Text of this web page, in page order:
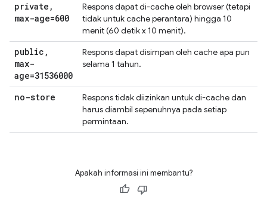
private ,
max-age=600
Respons dapat di-cache oleh browser (tetapi
tidak untuk cache perantara) hingga 10
menit (60 detik x 10 menit).
public ,
max-
age=31536000
Respons dapat disimpan oleh cache apa pun
selama 1 tahun.
no-store
Respons tidak diizinkan untuk di-cache dan
harus diambil sepenuhnya pada setiap
permintaan.
Apakah informasi ini membantu?